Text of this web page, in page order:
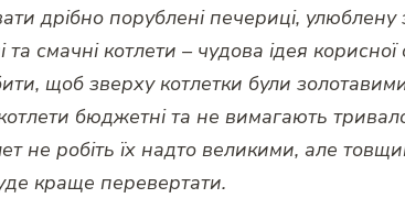
дрібно порублені печериці, улюблену
та смачні котлети – чудова ідея
щоб зверху котлетки були
бюджетні та не вимагають
не робіть їх надто великими, але
краще перевертати.